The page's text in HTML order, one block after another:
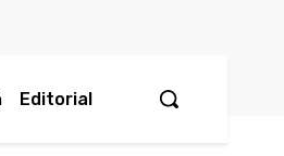
Editorial